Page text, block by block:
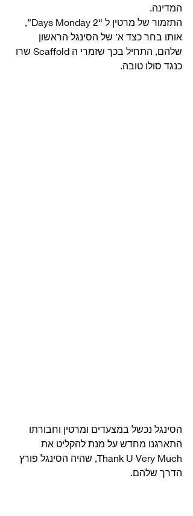
המדינה.
התזמור של מרטין ל “Days Monday 2”,
אותו בחר כצד א’ של הסינגל הראשון
שלהם, התחיל בכך שזמרי ה Scaffold שרו
כנגד סולו טובה.
הסינגל נכשל במצעדים ומרטין וחבורתו
התארגנו מחדש על מנת להקליט את
Thank U Very Much, שהיה הסינגל פורץ
הדרך שלהם.